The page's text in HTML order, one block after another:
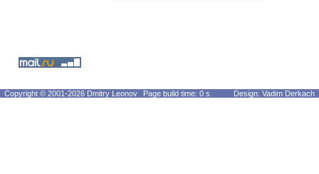
Copyright © 2001-2026 Dmitry Leonov Page build time: 0 s Design: Vadim Derkach